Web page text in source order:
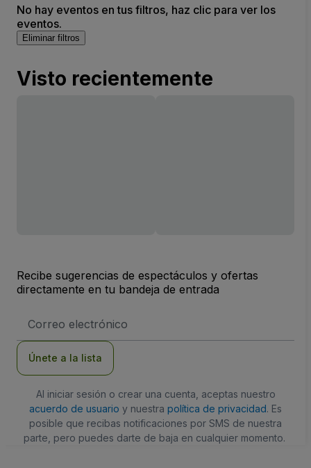
No hay eventos en tus filtros, haz clic para ver los
eventos.
Eliminar filtros
Visto recientemente
Recibe sugerencias de espectáculos y ofertas
directamente en tu bandeja de entrada
de
Únete a la lista
Al iniciar sesión o crear una cuenta, aceptas nuestro
acuerdo de usuario y nuestra política de privacidad. Es
posible que recibas notificaciones por SMS de nuestra
parte, pero puedes darte de baja en cualquier momento.